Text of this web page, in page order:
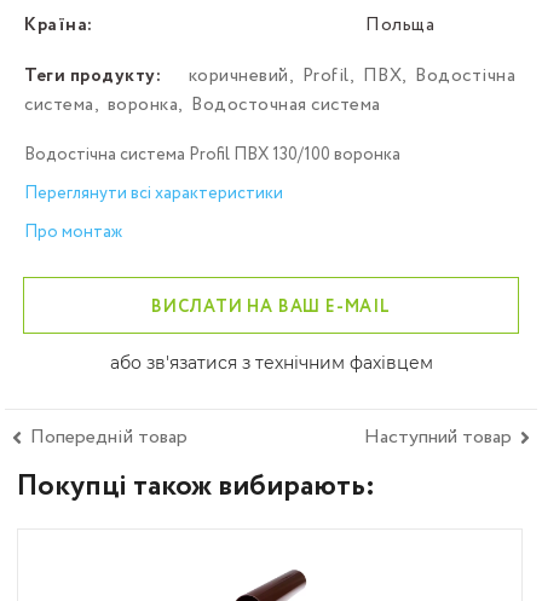
Країна:
Польща
Теги продукту:
коричневий, Profil, ПВХ, Водостічна
система, воронка, Водосточная система
Водостічна система Profil ПВХ 130/100 воронка
Переглянути всі характеристики
Про монтаж
ВИСЛАТИ НА ВАШ E-MAIL
або зв'язатися з технічним фахівцем
Попередній товар Наступний товар
Покупці також вибирають: